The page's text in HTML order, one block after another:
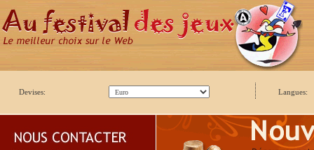
Devises: Langues: